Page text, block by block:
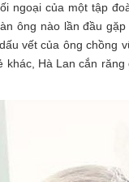
ngoại của một tập
ông nào lần đầu
vết của ông chồng
Hà Lan cắn